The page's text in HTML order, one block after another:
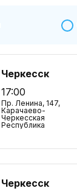
Черкесск
17:00
Пр. Ленина, 147,
Карачаево-
Черкесская
Республика
Черкесск